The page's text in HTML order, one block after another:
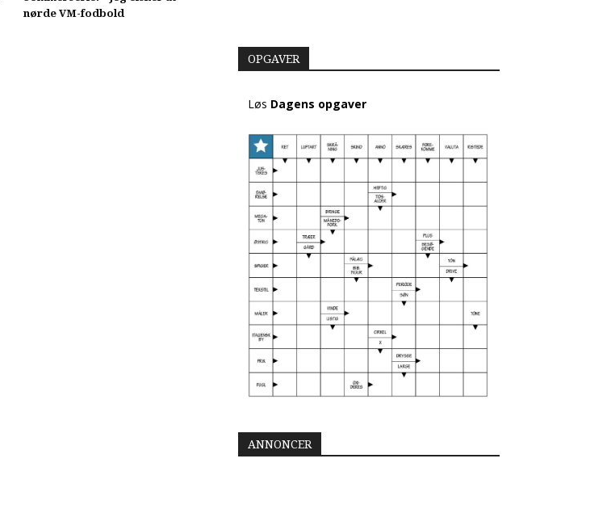
nørde VM-fodbold
OPGAVER
Løs Dagens opgaver
ANNONCER